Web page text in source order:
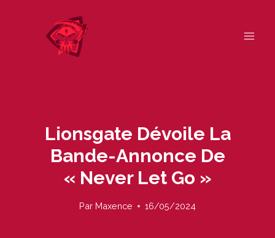
Lionsgate Dévoile La
Bande-Annonce De
« Never Let Go »
Par Maxence 16/05/2024